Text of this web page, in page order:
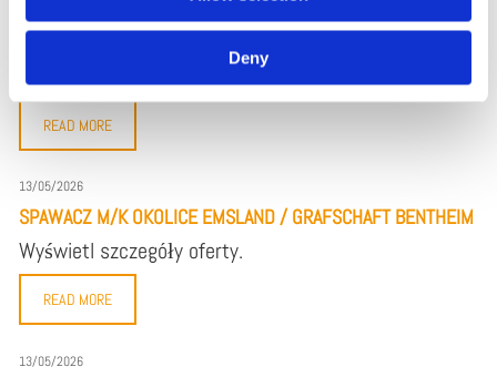
Deny
Wyświetl szczegóły oferty.
READ MORE
13/05/2026
SPAWACZ M/K OKOLICE EMSLAND / GRAFSCHAFT BENTHEIM
Wyświetl szczegóły oferty.
READ MORE
13/05/2026